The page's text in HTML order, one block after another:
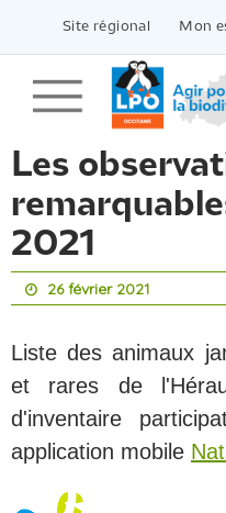
contenu
Site régional Mon
Les
2021
26 février 2021
Liste des animaux
et rares de
d'inventaire
application mobile